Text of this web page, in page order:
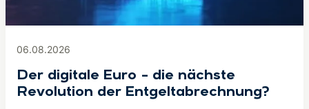
06.08.2026
Der digitale Euro – die nächste
Revolution der Entgeltabrechnung?